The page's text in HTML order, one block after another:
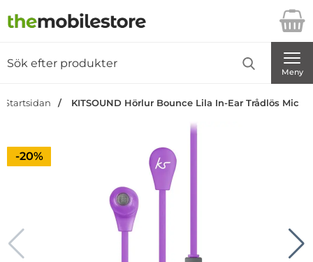
Startsidan för Danira Telecom AB
Meny
Startsidan KITSOUND Hörlur Bounce Lila In-Ear Trådlös Mic
Priset är nedsatt med
-20%